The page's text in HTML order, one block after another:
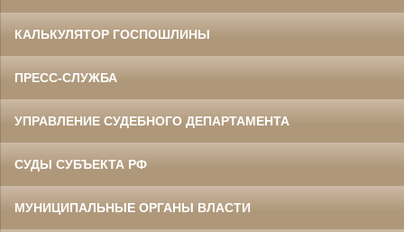
КАЛЬКУЛЯТОР ГОСПОШЛИНЫ
ПРЕСС-СЛУЖБА
УПРАВЛЕНИЕ СУДЕБНОГО ДЕПАРТАМЕНТА
СУДЫ СУБЪЕКТА РФ
МУНИЦИПАЛЬНЫЕ ОРГАНЫ ВЛАСТИ